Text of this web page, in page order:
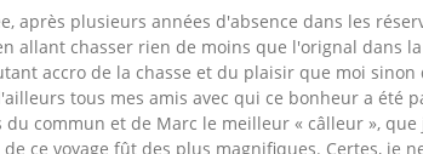
après plusieurs années d'absence dans les
allant chasser rien de moins que l'orignal dans
accro de la chasse et du plaisir que moi sinon
tous mes amis avec qui ce bonheur a été
du commun et de Marc le meilleur « câlleur »,
ce voyage fût des plus magnifiques. Certes, je